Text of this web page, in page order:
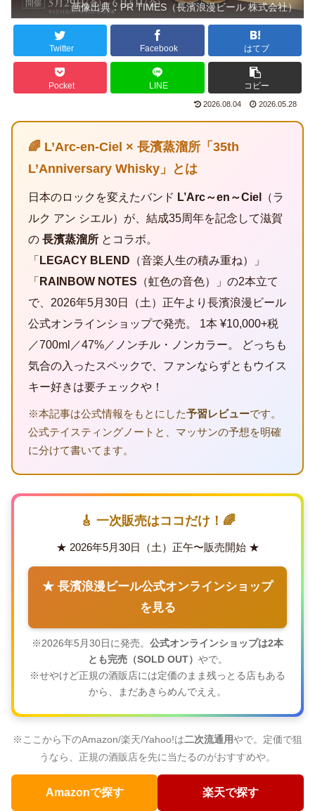
画像出典：PR TIMES（長濱浪漫ビール 株式会社）
Twitter Facebook はてブ
Pocket LINE コピー
2026.08.04 2026.05.28
🌈 L’Arc-en-Ciel × 長濱蒸溜所「35th
L’Anniversary Whisky」とは
日本のロックを変えたバンド L’Arc～en～Ciel
（ラ
ルク アン シエル）が、結成35周年を記念して滋賀
の 長濱蒸溜所 とコラボ。
「 LEGACY BLEND （音楽人生の積み重ね）」
「 RAINBOW NOTES （虹色の音色）」の2本立て
で、2026年5月30日（土）正午より長濱浪漫ビール
公式オンラインショップで発売。 1本 ¥10,000+税
／700ml／47%／ノンチル・ノンカラー。 どっちも
気合の入ったスペックで、ファンならずともウイス
キー好きは要チェックや！
※本記事は公式情報をもとにした予習レビューです。
公式テイスティングノートと、マッサンの予想を明確
に分けて書いてます。
🎸 一次販売はココだけ！🌈
★ 2026年5月30日（土）正午〜販売開始 ★
★ 長濱浪漫ビール公式オンラインショップ
を見る
※2026年5月30日に発売。 公式オンラインショップは2本
とも完売（SOLD OUT） やで。
※せやけど正規の酒販店には定価のまま残っとる店もある
から、まだあきらめんでええ。
※ここから下のAmazon/楽天/Yahoo!は二次流通用やで。定価で狙
うなら、正規の酒販店を先に当たるのがおすすめや。
Amazonで探す 楽天で探す